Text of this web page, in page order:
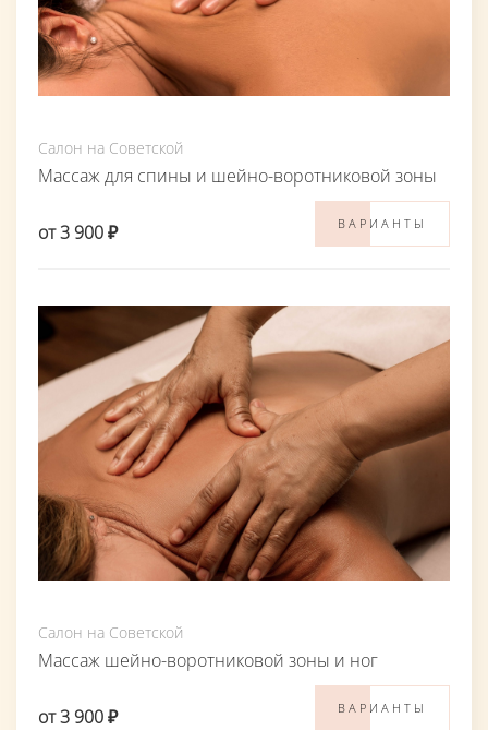
Салон на Советской
Массаж для спины и шейно-воротниковой зоны
от 3 900 ₽ ВАРИАНТЫ
Салон на Советской
Массаж шейно-воротниковой зоны и ног
от 3 900 ₽ ВАРИАНТЫ